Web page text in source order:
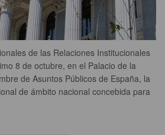
de las Relaciones Institucionales
8 de octubre, en el Palacio de la
de Asuntos Públicos de España, la
de ámbito nacional concebida para